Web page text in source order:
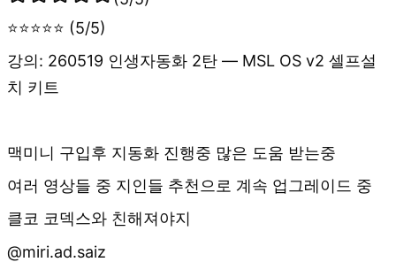
⭐⭐⭐⭐⭐ (5/5)
강의: 260519 인생자동화 2탄 — MSL OS v2 셀프설
치 키트
맥미니 구입후 지동화 진행중 많은 도움 받는중
여러 영상들 중 지인들 추천으로 계속 업그레이드 중
클코 코덱스와 친해져야지
@miri.ad.saiz